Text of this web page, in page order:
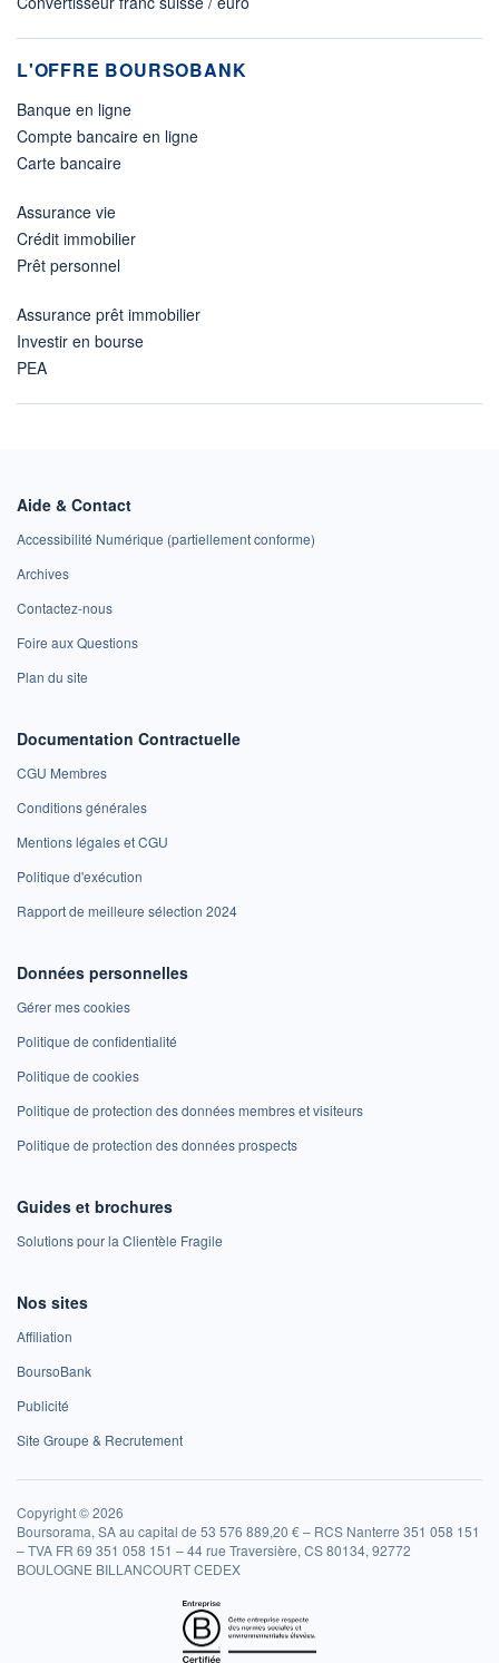
L'OFFRE BOURSOBANK
Banque en ligne
Compte bancaire en ligne
Carte bancaire
Assurance vie
Crédit immobilier
Prêt personnel
Assurance prêt immobilier
Investir en bourse
PEA
Aide & Contact
Accessibilité Numérique (partiellement conforme)
Archives
Contactez-nous
Foire aux Questions
Plan du site
Documentation Contractuelle
CGU Membres
Conditions générales
Mentions légales et CGU
Politique d'exécution
Rapport de meilleure sélection 2024
Données personnelles
Gérer mes cookies
Politique de confidentialité
Politique de cookies
Politique de protection des données membres et visiteurs
Politique de protection des données prospects
Guides et brochures
Solutions pour la Clientèle Fragile
Nos sites
Affiliation
BoursoBank
Publicité
Site Groupe & Recrutement
Copyright © 2026
Boursorama, SA au capital de 53 576 889,20 € – RCS Nanterre 351 058 151
– TVA FR 69 351 058 151 – 44 rue Traversière, CS 80134, 92772
BOULOGNE BILLANCOURT CEDEX